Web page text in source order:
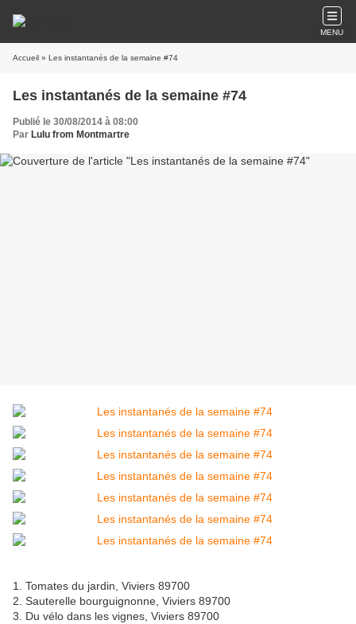
MENU
Accueil » Les instantanés de la semaine #74
Les instantanés de la semaine #74
Publié le 30/08/2014 à 08:00
Par Lulu from Montmartre
1. Tomates du jardin, Viviers 89700
2. Sauterelle bourguignonne, Viviers 89700
3. Du vélo dans les vignes, Viviers 89700